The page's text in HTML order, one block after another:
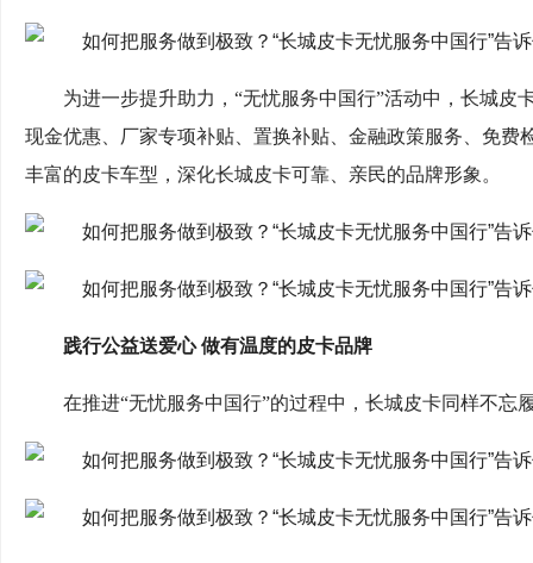
为进一步提升助力，“无忧服务中国行”活动中，长城
现金优惠、厂家专项补贴、置换补贴、金融政策服务、免
丰富的皮卡车型，深化长城皮卡可靠、亲民的品牌形象。
践行公益送爱心 做有温度的皮卡品牌
在推进“无忧服务中国行”的过程中，长城皮卡同样不